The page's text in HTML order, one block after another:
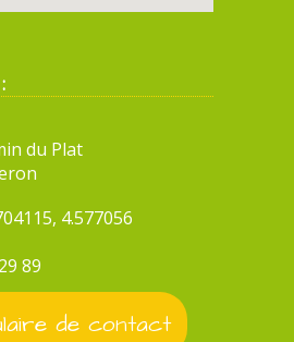
du Plat
4.577056
89
de contact